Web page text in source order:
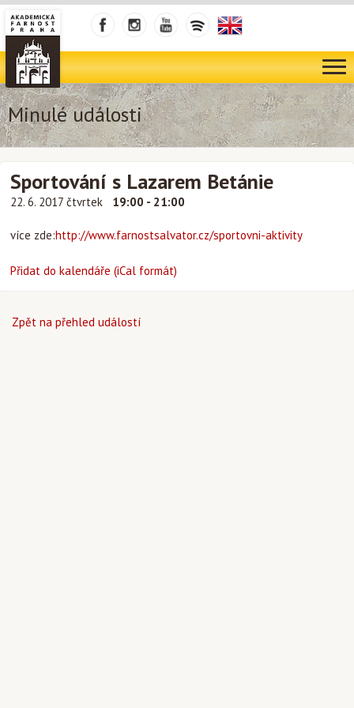
Minulé události
Sportování s Lazarem Betánie
22. 6. 2017 čtvrtek 19:00 - 21:00
více zde:http://www.farnostsalvator.cz/sportovni-aktivity
Přidat do kalendáře (iCal formát)
Zpět na přehled událostí